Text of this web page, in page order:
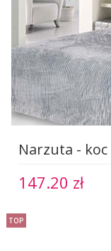
Narzuta - koc
147.20 zł
TOP